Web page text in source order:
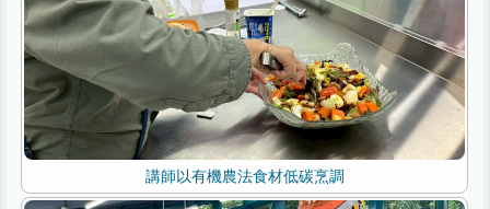
講師以有機農法食材低碳烹調